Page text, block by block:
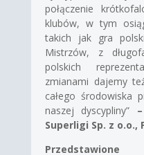
połączenie
klubów, w tym
takich jak gra
Mistrzów, z
polskich
zmianami dajemy
całego środowiska
naszej dyscypliny”
Superligi Sp. z o.o.,